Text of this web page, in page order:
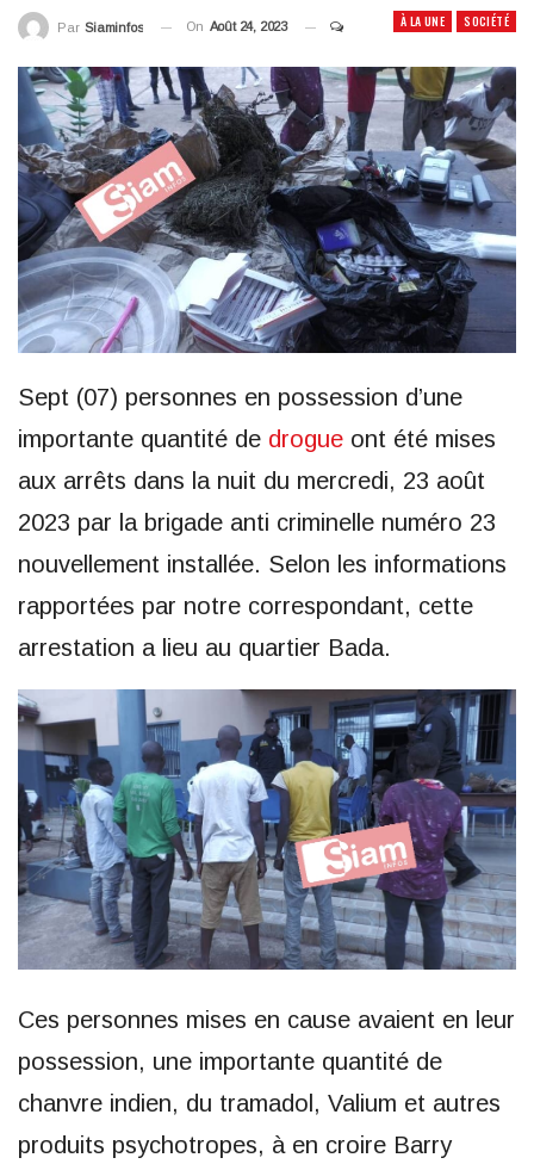
À LA UNE SOCIÉTÉ
Par Siaminfos On Août 24, 2023
Sept (07) personnes en possession d’une
importante quantité de drogue ont été mises
aux arrêts dans la nuit du mercredi, 23 août
2023 par la brigade anti criminelle numéro 23
nouvellement installée. Selon les informations
rapportées par notre correspondant, cette
arrestation a lieu au quartier Bada.
Ces personnes mises en cause avaient en leur
possession, une importante quantité de
chanvre indien, du tramadol, Valium et autres
produits psychotropes, à en croire Barry